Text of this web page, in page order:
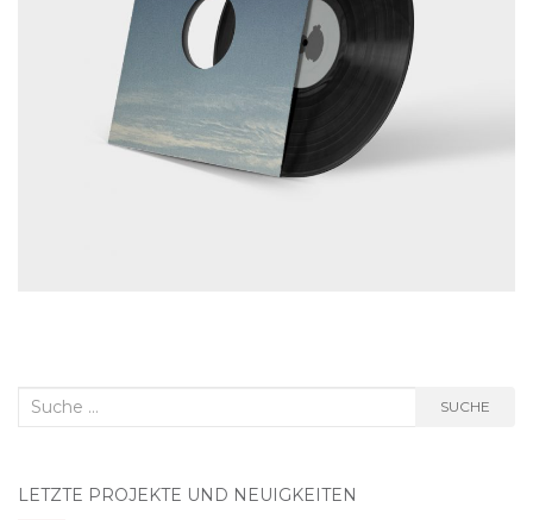
Suche
SUCHE
LETZTE PROJEKTE UND NEUIGKEITEN